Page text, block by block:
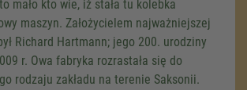
mało kto wie, iż stała tu kolebka
maszyn. Założycielem najważniejszej
Richard Hartmann; jego 200. urodziny
r. Owa fabryka rozrastała się do
rodzaju zakładu na terenie Saksonii.